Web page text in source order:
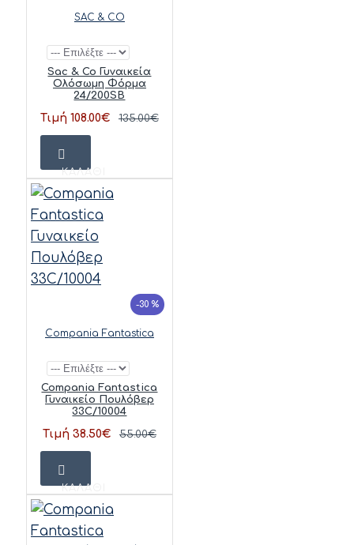
SAC & CO
Sac & Co Γυναικεία
Ολόσωμη Φόρμα
24/200SB
Τιμή 108.00€ 135.00€
ΚΑΛΆΘΙ
-30 %
Compania Fantastica
Compania Fantastica
Γυναικείο Πουλόβερ
33C/10004
Τιμή 38.50€ 55.00€
ΚΑΛΆΘΙ